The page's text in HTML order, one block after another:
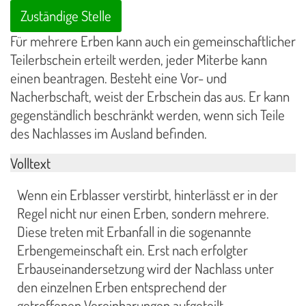
Zuständige Stelle
Für mehrere Erben kann auch ein gemeinschaftlicher
Teilerbschein erteilt werden, jeder Miterbe kann
einen beantragen. Besteht eine Vor- und
Nacherbschaft, weist der Erbschein das aus. Er kann
gegenständlich beschränkt werden, wenn sich Teile
des Nachlasses im Ausland befinden.
Volltext
Wenn ein Erblasser verstirbt, hinterlässt er in der
Regel nicht nur einen Erben, sondern mehrere.
Diese treten mit Erbanfall in die sogenannte
Erbengemeinschaft ein. Erst nach erfolgter
Erbauseinandersetzung wird der Nachlass unter
den einzelnen Erben entsprechend der